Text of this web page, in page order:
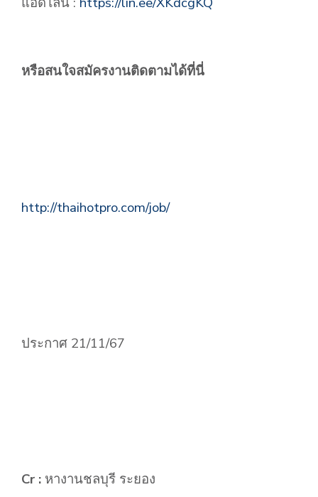
หรือสนใจสมัครงานติดตามได้ที่นี่
http://thaihotpro.com/job/
ประกาศ 21/11/67
Cr : หางานชลบุรี ระยอง